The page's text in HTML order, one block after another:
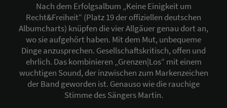
Nach dem Erfolgsalbum „Keine Einigkeit um
Recht&Freiheit“ (Platz 19 der offiziellen deutschen
Albumcharts) knüpfen die vier Allgäuer genau dort an,
wo sie aufgehört haben. Mit dem Mut, unbequeme
Dinge anzusprechen. Gesellschaftskritisch, offen und
ehrlich. Das kombinieren „Grenzen|Los“ mit einem
wuchtigen Sound, der inzwischen zum Markenzeichen
der Band geworden ist. Genauso wie die rauchige
Stimme des Sängers Martin.